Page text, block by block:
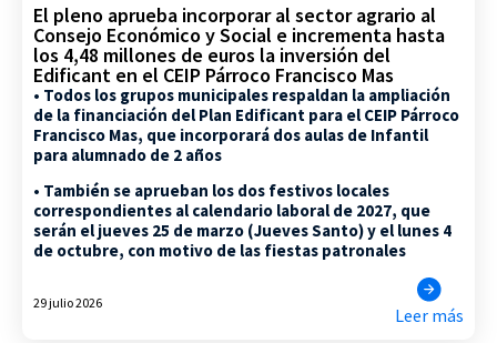
El pleno aprueba incorporar al sector agrario al
Consejo Económico y Social e incrementa hasta
los 4,48 millones de euros la inversión del
Edificant en el CEIP Párroco Francisco Mas
• Todos los grupos municipales respaldan la ampliación
de la financiación del Plan Edificant para el CEIP Párroco
Francisco Mas, que incorporará dos aulas de Infantil
para alumnado de 2 años
• También se aprueban los dos festivos locales
correspondientes al calendario laboral de 2027, que
serán el jueves 25 de marzo (Jueves Santo) y el lunes 4
de octubre, con motivo de las fiestas patronales
29 julio 2026
Leer más